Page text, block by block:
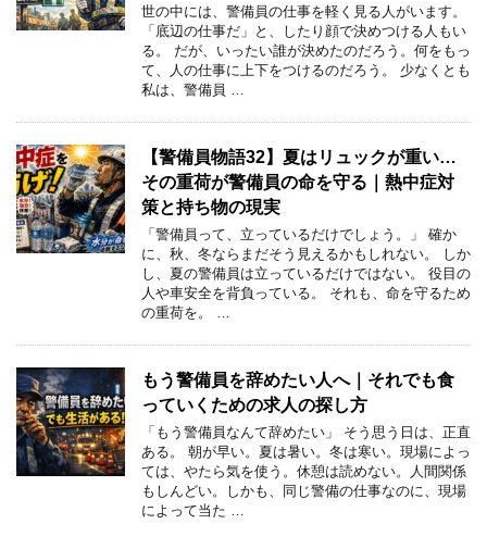
世の中には、警備員の仕事を軽く見る人がいます。
「底辺の仕事だ」と、したり顔で決めつける人もい
る。 だが、いったい誰が決めたのだろう。何をもっ
て、人の仕事に上下をつけるのだろう。 少なくとも
私は、警備員 …
【警備員物語32】夏はリュックが重い…
その重荷が警備員の命を守る｜熱中症対
策と持ち物の現実
「警備員って、立っているだけでしょう。」 確か
に、秋、冬ならまだそう見えるかもしれない。 しか
し、夏の警備員は立っているだけではない。 役目の
人や車安全を背負っている。 それも、命を守るため
の重荷を。 …
もう警備員を辞めたい人へ｜それでも食
っていくための求人の探し方
「もう警備員なんて辞めたい」 そう思う日は、正直
ある。 朝が早い。夏は暑い。冬は寒い。現場によっ
ては、やたら気を使う。休憩は読めない。人間関係
もしんどい。しかも、同じ警備の仕事なのに、現場
によって当た …